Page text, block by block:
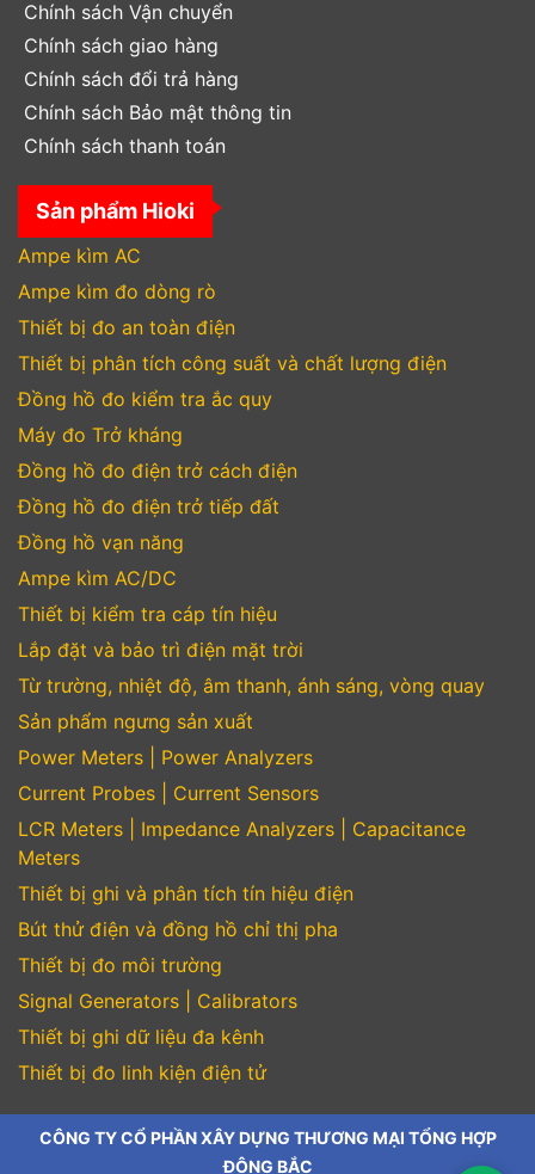
Chính sách Vận chuyển
Chính sách giao hàng
Chính sách đổi trả hàng
Chính sách Bảo mật thông tin
Chính sách thanh toán
Sản phẩm Hioki
Ampe kìm AC
Ampe kìm đo dòng rò
Thiết bị đo an toàn điện
Thiết bị phân tích công suất và chất lượng điện
Đồng hồ đo kiểm tra ắc quy
Máy đo Trở kháng
Đồng hồ đo điện trở cách điện
Đồng hồ đo điện trở tiếp đất
Đồng hồ vạn năng
Ampe kìm AC/DC
Thiết bị kiểm tra cáp tín hiệu
Lắp đặt và bảo trì điện mặt trời
Từ trường, nhiệt độ, âm thanh, ánh sáng, vòng quay
Sản phẩm ngưng sản xuất
Power Meters | Power Analyzers
Current Probes | Current Sensors
LCR Meters | Impedance Analyzers | Capacitance
Meters
Thiết bị ghi và phân tích tín hiệu điện
Bút thử điện và đồng hồ chỉ thị pha
Thiết bị đo môi trường
Signal Generators | Calibrators
Thiết bị ghi dữ liệu đa kênh
Thiết bị đo linh kiện điện tử
CÔNG TY CỔ PHẦN XÂY DỰNG THƯƠNG MẠI TỔNG HỢP
ĐÔNG BẮC